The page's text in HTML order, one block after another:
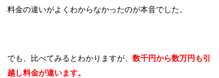
料金の違いがよくわからなかったのが本音でした。
でも、比べてみるとわかりますが、 数千円から数万円も引
越し料金が違います。